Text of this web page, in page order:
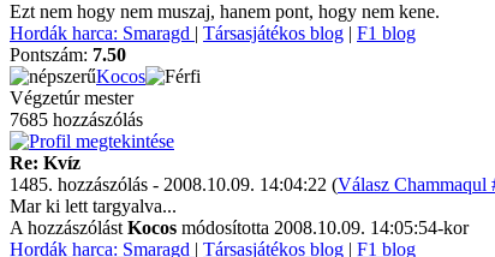
Ezt nem hogy nem muszaj, hanem pont, hogy nem kene.
Hordák harca: Smaragd | Társasjátékos blog | F1 blog
Pontszám: 7.50
Kocos
Végzetúr mester
7685 hozzászólás
Re: Kvíz
1485. hozzászólás - 2008.10.09. 14:04:22 (Válasz Chammaqul
Mar ki lett targyalva...
A hozzászólást Kocos módosította 2008.10.09. 14:05:54-kor
Hordák harca: Smaragd | Társasjátékos blog | F1 blog